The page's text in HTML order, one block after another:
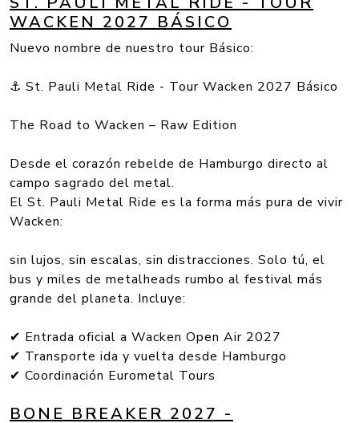
WACKEN 2027 BÁSICO
Nuevo nombre de nuestro tour Básico:
⚓ St. Pauli Metal Ride - Tour Wacken 2027 Básico
The Road to Wacken – Raw Edition
Desde el corazón rebelde de Hamburgo directo al
campo sagrado del metal.
El St. Pauli Metal Ride es la forma más pura de vivir
Wacken:
sin lujos, sin escalas, sin distracciones. Solo tú, el
bus y miles de metalheads rumbo al festival más
grande del planeta. Incluye:
✔ Entrada oficial a Wacken Open Air 2027
✔ Transporte ida y vuelta desde Hamburgo
✔ Coordinación Eurometal Tours
BONE BREAKER 2027 -